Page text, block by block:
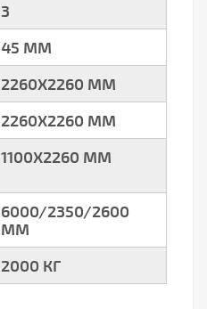
3
45 ММ
2260Х2260 ММ
2260Х2260 ММ
1100Х2260 ММ
6000/2350/2600
ММ
2000 КГ